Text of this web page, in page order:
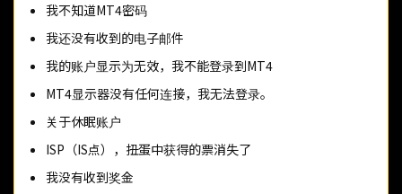
我不知道MT4密码
我还没有收到的电子邮件
我的账户显示为无效，我不能登录到MT4
MT4显示器没有任何连接，我无法登录。
关于休眠账户
ISP（IS点），扭蛋中获得的票消失了
我没有收到奖金